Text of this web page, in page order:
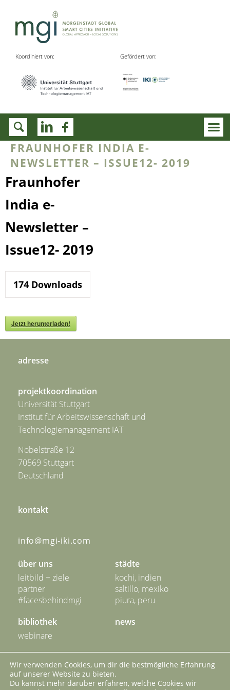
Koordiniert von: Gefördert von:
FRAUNHOFER INDIA E-
NEWSLETTER – ISSUE12- 2019
Fraunhofer
India e-
Newsletter –
Issue12- 2019
174 Downloads
Jetzt herunterladen!
adresse
projektkoordination
Universität Stuttgart
Institut für Arbeitswissenschaft und
Technologiemanagement IAT
Nobelstraße 12
70569 Stuttgart
Deutschland
kontakt
info@mgi-iki.com
über uns
leitbild + ziele
partner
#facesbehindmgi
städte
kochi, indien
saltillo, mexiko
piura, peru
bibliothek
webinare
news
impressum
datenschutz
Wir verwenden Cookies, um dir die bestmögliche Erfahrung
auf unserer Website zu bieten.
Du kannst mehr darüber erfahren, welche Cookies wir